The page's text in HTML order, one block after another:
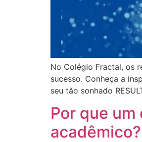
No Colégio Fractal, os
sucesso. Conheça a
seu tão sonhado
Por que
acadêmico?